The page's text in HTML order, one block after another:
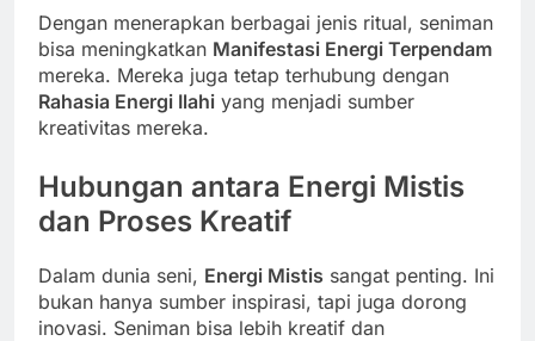
Dengan menerapkan berbagai jenis ritual, seniman
bisa meningkatkan Manifestasi Energi Terpendam
mereka. Mereka juga tetap terhubung dengan
Rahasia Energi Ilahi yang menjadi sumber
kreativitas mereka.
Hubungan antara Energi Mistis
dan Proses Kreatif
Dalam dunia seni, Energi Mistis sangat penting. Ini
bukan hanya sumber inspirasi, tapi juga dorong
inovasi. Seniman bisa lebih kreatif dan